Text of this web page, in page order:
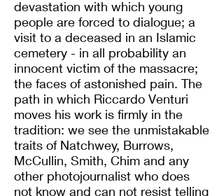
devastation with which young
people are forced to dialogue; a
visit to a deceased in an Islamic
cemetery - in all probability an
innocent victim of the massacre;
the faces of astonished pain. The
path in which Riccardo Venturi
moves his work is firmly in the
tradition: we see the unmistakable
traits of Natchwey, Burrows,
McCullin, Smith, Chim and any
other photojournalist who does
not know and can not resist telling